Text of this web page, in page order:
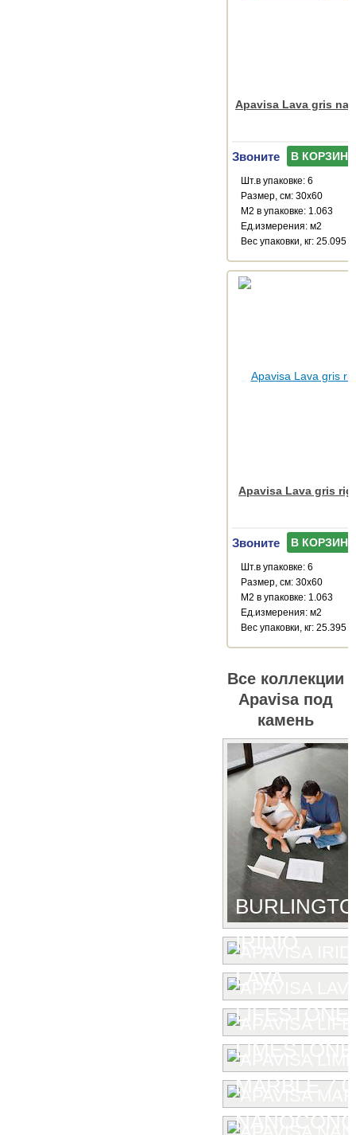
Apavisa Lava gris
Звоните В КОРЗИНУ
Шт.в упаковке: 6
Размер, см: 30x60
М2 в упаковке: 1.063
Ед.измерения: м2
Веc упаковки, кг: 25.095
Apavisa Lava gris
Звоните В КОРЗИНУ
Шт.в упаковке: 6
Размер, см: 30x60
М2 в упаковке: 1.063
Ед.измерения: м2
Веc упаковки, кг: 25.395
Все коллекции
Apavisa под
камень
IRIDIO
LAVA
LIFESTONE
LIMESTONE
MARBLE 7.0